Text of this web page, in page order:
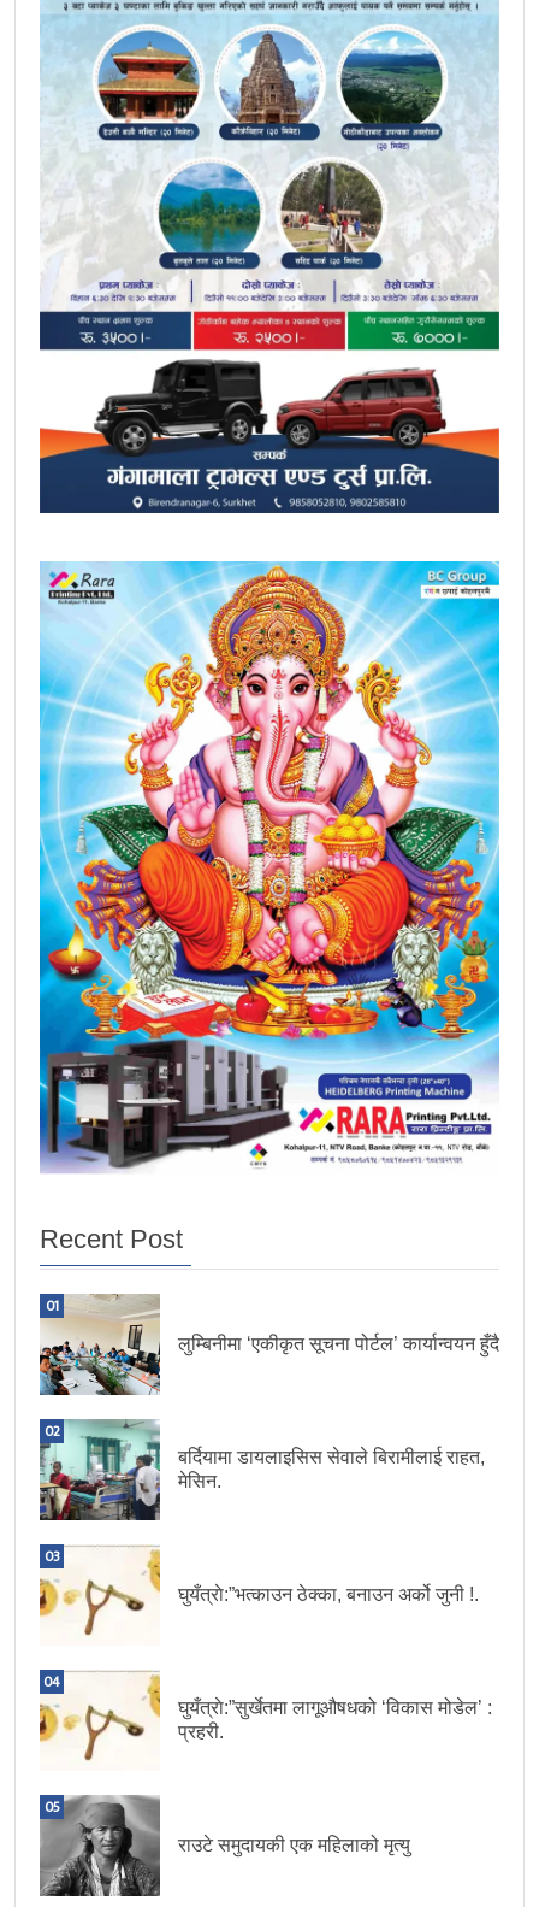
Recent Post
01
लुम्बिनीमा ‘एकीकृत सूचना पोर्टल’ कार्यान्वयन हुँदै
02
बर्दियामा डायलाइसिस सेवाले बिरामीलाई राहत,
मेसिन.
03
घुयँत्राे:”भत्काउन ठेक्का, बनाउन अर्को जुनी !.
04
घुयँत्राे:”सुर्खेतमा लागूऔषधको ‘विकास मोडेल’ :
प्रहरी.
05
राउटे समुदायकी एक महिलाको मृत्यु